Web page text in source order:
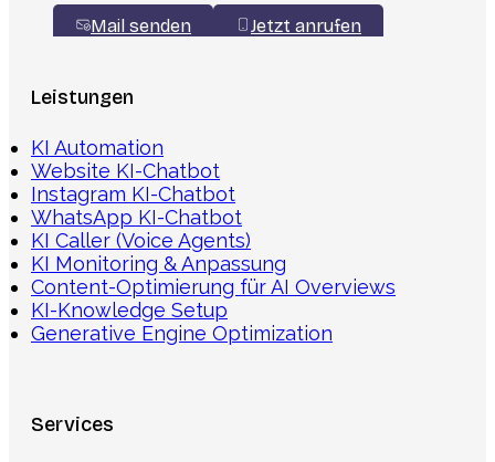
Mail senden Jetzt anrufen
Leistungen
KI Automation
Website KI-Chatbot
Instagram KI-Chatbot
WhatsApp KI-Chatbot
KI Caller (Voice Agents)
KI Monitoring & Anpassung
Content-Optimierung für AI Overviews
KI-Knowledge Setup
Generative Engine Optimization
Services